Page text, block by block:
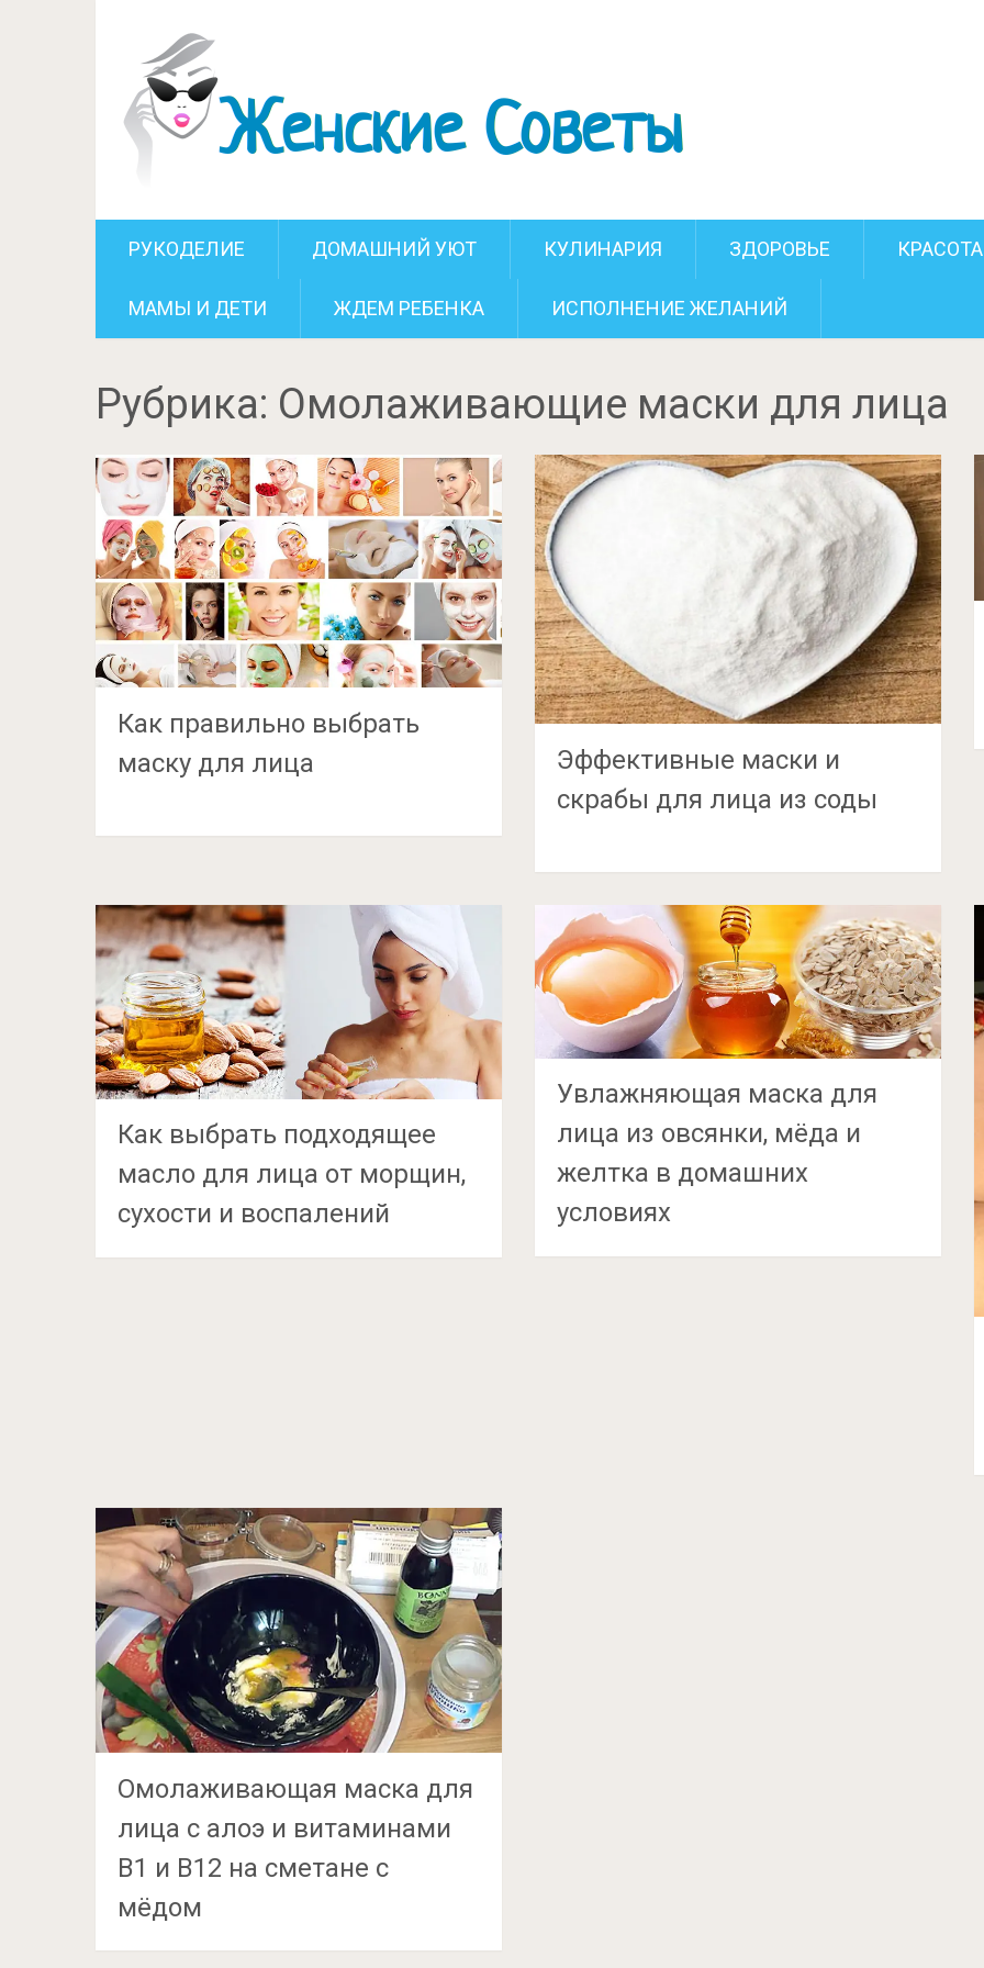
РУКОДЕЛИЕ ДОМАШНИЙ УЮТ КУЛИНАРИЯ ЗДОРОВЬЕ КРАСОТА
МАМЫ И ДЕТИ ЖДЕМ РЕБЕНКА ИСПОЛНЕНИЕ ЖЕЛАНИЙ
Рубрика: Омолаживающие маски для лица
Как правильно выбрать
маску для лица
Эффективные маски и
скрабы для лица из соды
Как выбрать подходящее
масло для лица от морщин,
сухости и воспалений
Увлажняющая маска для
лица из овсянки, мёда и
желтка в домашних
условиях
Омолаживающая маска для
лица с алоэ и витаминами
В1 и В12 на сметане с
мёдом